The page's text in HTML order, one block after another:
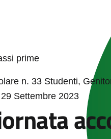
prime
n. 33 Studenti,
29 Settembre 2023